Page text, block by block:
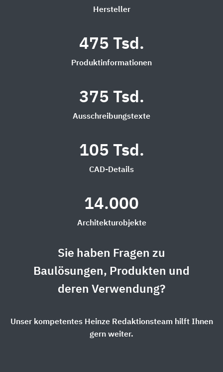
Hersteller
475 Tsd.
Produktinformationen
375 Tsd.
Ausschreibungstexte
105 Tsd.
CAD-Details
14.000
Architekturobjekte
Sie haben Fragen zu
Baulösungen, Produkten und
deren Verwendung?
Unser kompetentes Heinze Redaktionsteam hilft Ihnen
gern weiter.